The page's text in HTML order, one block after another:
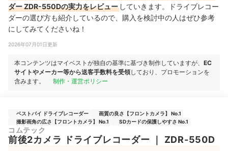
ダー ZDR-550Dの実力をレビュー していきます。ドライブレコー
ダーの選び方も紹介しているので、購入を検討中の人はぜひ参考
にしてみてくださいね！
2026年07月01日更新
本コンテンツはマイベストが独自の基準に基づき制作していますが、 EC
サイトやメーカー等から送客手数料を受領しており、プロモーションを
含みます。
制作・運営ポリシー
ベストバイ ドライブレコーダー
画質の良さ【フロントカメラ】 No.1
撮影画角の広さ【フロントカメラ】 No.1
SDカードの保護しやすさ No.1
コムテック
前後2カメラ ドライブレコーダー ZDR-550D